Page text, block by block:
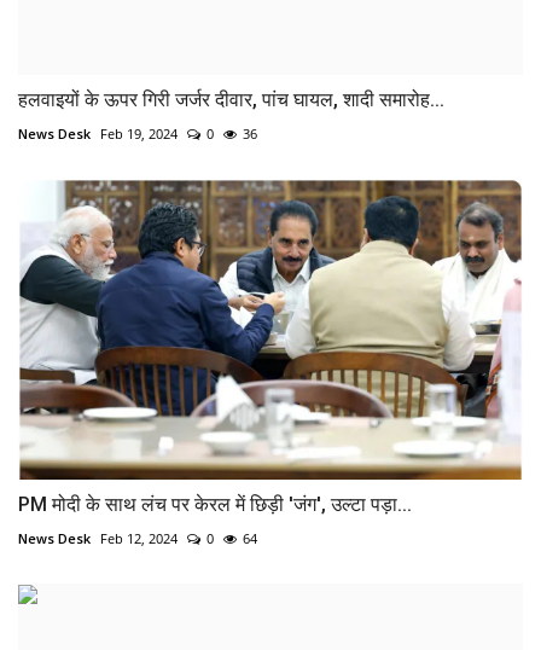
हलवाइयों के ऊपर गिरी जर्जर दीवार, पांच घायल, शादी समारोह...
News Desk Feb 19, 2024 0 36
PM मोदी के साथ लंच पर केरल में छिड़ी 'जंग', उल्टा पड़ा...
News Desk Feb 12, 2024 0 64